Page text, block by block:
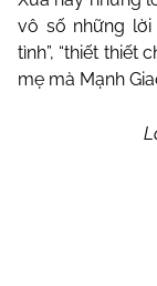
vô số những lời
tình”, “thiết thiết
mẹ mà Mạnh